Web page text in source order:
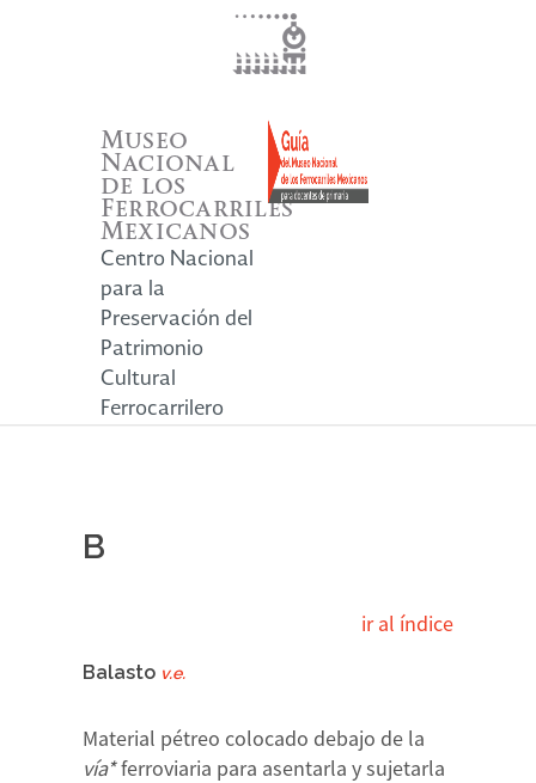
Museo
Nacional
de los
Ferrocarriles
Mexicanos
Centro Nacional
para la
Preservación del
Patrimonio
Cultural
Ferrocarrilero
B
ir al índice
Balasto v.e.
Material pétreo colocado debajo de la
vía*ferroviaria para asentarla y sujetarla